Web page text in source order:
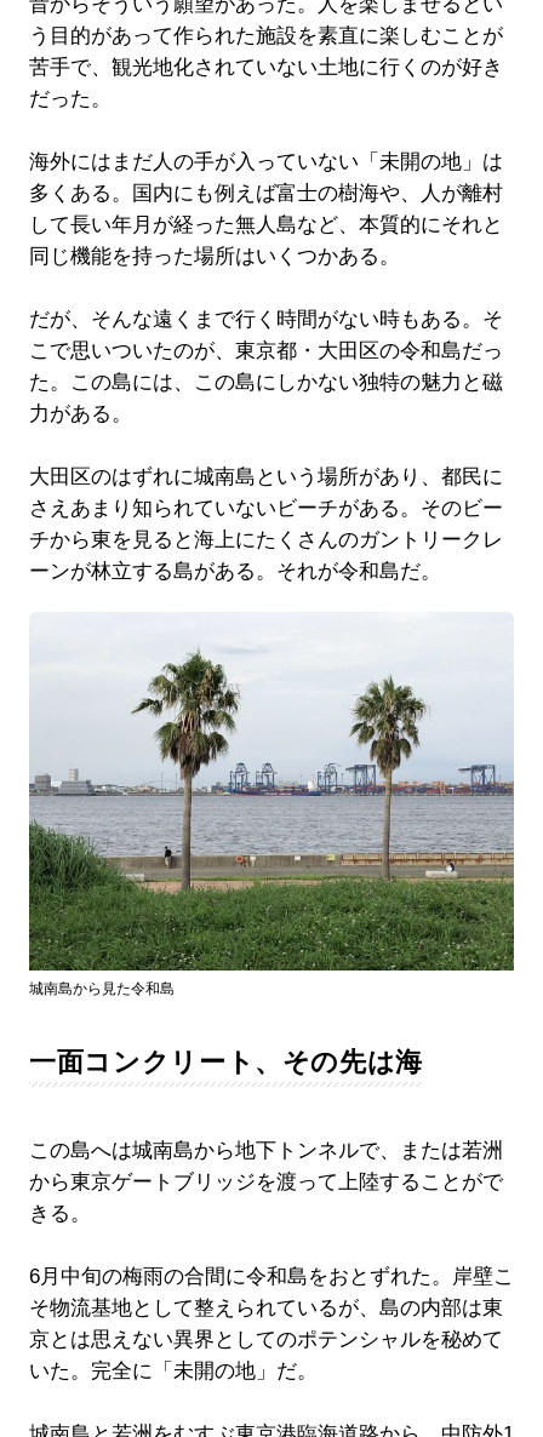
う目的があって作られた施設を素直に楽しむことが
苦手で、観光地化されていない土地に行くのが好き
だった。
海外にはまだ人の手が入っていない「未開の地」は
多くある。国内にも例えば富士の樹海や、人が離村
して長い年月が経った無人島など、本質的にそれと
同じ機能を持った場所はいくつかある。
だが、そんな遠くまで行く時間がない時もある。そ
こで思いついたのが、東京都・大田区の令和島だっ
た。この島には、この島にしかない独特の魅力と磁
力がある。
大田区のはずれに城南島という場所があり、都民に
さえあまり知られていないビーチがある。そのビー
チから東を見ると海上にたくさんのガントリークレ
ーンが林立する島がある。それが令和島だ。
城南島から見た令和島
一面コンクリート、その先は海
この島へは城南島から地下トンネルで、または若洲
から東京ゲートブリッジを渡って上陸することがで
きる。
6月中旬の梅雨の合間に令和島をおとずれた。岸壁こ
そ物流基地として整えられているが、島の内部は東
京とは思えない異界としてのポテンシャルを秘めて
いた。完全に「未開の地」だ。